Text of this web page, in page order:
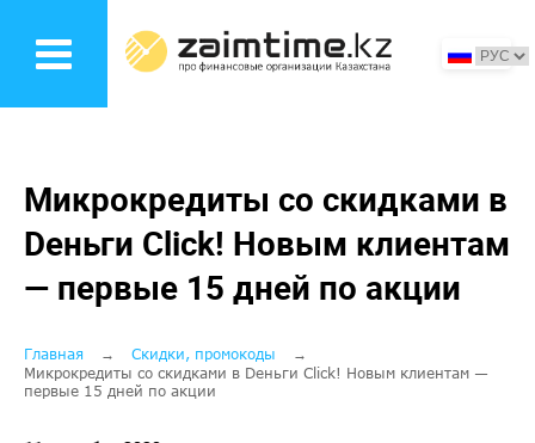
основному
Микрокредиты со скидками в
Dеньги Click! Новым клиентам
— первые 15 дней по акции
Строка
навигации
Главная
Скидки, промокоды
Микрокредиты со скидками в Dеньги Click! Новым клиентам —
первые 15 дней по акции